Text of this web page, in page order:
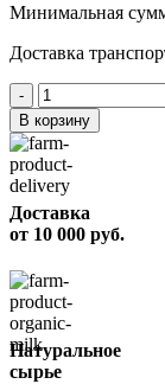
Минимальная
Доставка
Количество
товара
Шашлык
из
свинины
вес
В корзину
Доставка
от 10 000 руб.
Натуральное
сырье